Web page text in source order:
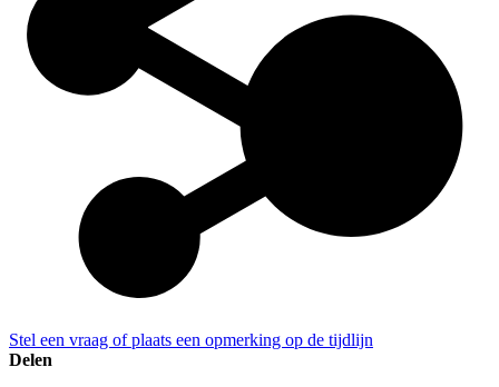
Stel een vraag of plaats een opmerking op de tijdlijn
Delen